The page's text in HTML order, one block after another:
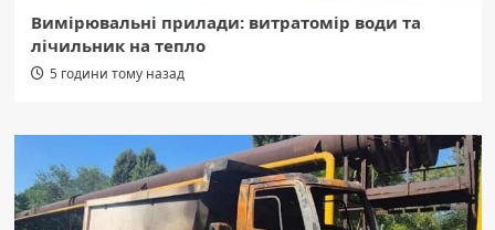
Вимірювальні прилади: витратомір води та
лічильник на тепло
5 години тому назад